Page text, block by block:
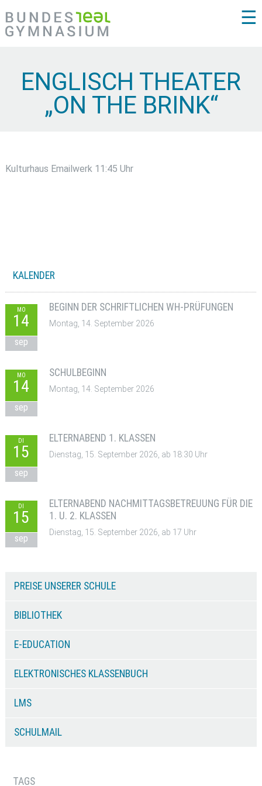
☰
ENGLISCH THEATER
„ON THE BRINK“
Kulturhaus Emailwerk 11:45 Uhr
KALENDER
MO
14
sep
BEGINN DER SCHRIFTLICHEN WH-PRÜFUNGEN
Montag, 14. September 2026
MO
14
sep
SCHULBEGINN
Montag, 14. September 2026
DI
15
sep
ELTERNABEND 1. KLASSEN
Dienstag, 15. September 2026, ab 18:30 Uhr
DI
15
sep
ELTERNABEND NACHMITTAGSBETREUUNG FÜR DIE
1. U. 2. KLASSEN
Dienstag, 15. September 2026, ab 17 Uhr
PREISE UNSERER SCHULE
BIBLIOTHEK
E-EDUCATION
ELEKTRONISCHES KLASSENBUCH
LMS
SCHULMAIL
TAGS